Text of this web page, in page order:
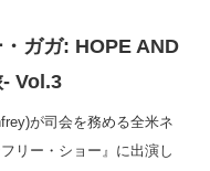
ガガ: HOPE AND
Vol.3
が司会を務める全米ネ
リー・ショー』に出演し